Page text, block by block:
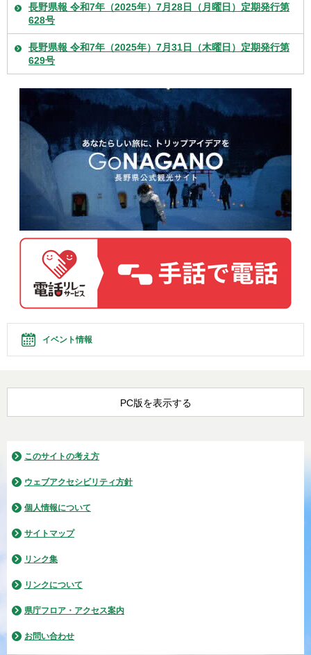
長野県報 令和7年（2025年）7月28日（月曜日）定期発行第
628号
長野県報 令和7年（2025年）7月31日（木曜日）定期発行第
629号
イベント情報
PC版を表示する
このサイトの考え方
ウェブアクセシビリティ方針
個人情報について
サイトマップ
リンク集
リンクについて
県庁フロア・アクセス案内
お問い合わせ